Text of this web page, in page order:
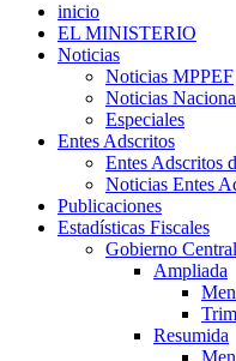
inicio
EL MINISTERIO
Noticias
Noticias MPPEF
Noticias
Especiales
Entes Adscritos
Entes Adscritos
Noticias Entes
Publicaciones
Estadísticas Fiscales
Gobierno
Ampliada
Resumida